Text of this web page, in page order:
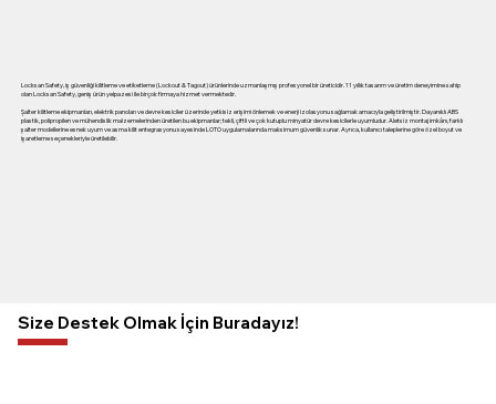
Locksan Safety, iş güvenliği kilitleme ve etiketleme (Lockout & Tagout) ürünlerinde uzmanlaşmış profesyonel bir üreticidir. 11 yıllık tasarım ve üretim deneyimine sahip
olan Locksan Safety, geniş ürün yelpazesi ile birçok firmaya hizmet vermektedir.
Şalter kilitleme ekipmanları, elektrik panoları ve devre kesiciler üzerinde yetkisiz erişimi önlemek ve enerji izolasyonu sağlamak amacıyla geliştirilmiştir. Dayanıklı ABS
plastik, polipropilen ve mühendislik malzemelerinden üretilen bu ekipmanlar; tekli, çiftli ve çok kutuplu minyatür devre kesicilerle uyumludur. Aletsiz montaj imkânı, farklı
şalter modellerine esnek uyum ve asma kilit entegrasyonu sayesinde LOTO uygulamalarında maksimum güvenlik sunar. Ayrıca, kullanıcı taleplerine göre özel boyut ve
işaretleme seçenekleriyle üretilebilir.
Size Destek Olmak İçin Buradayız!